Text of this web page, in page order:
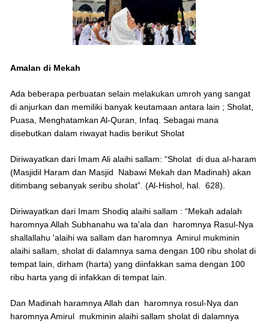
Amalan di Mekah
Ada beberapa perbuatan selain melakukan umroh yang sangat
di anjurkan dan memiliki banyak keutamaan antara lain ; Sholat,
Puasa, Menghatamkan Al-Quran, Infaq. Sebagai mana
disebutkan dalam riwayat hadis berikut Sholat
Diriwayatkan dari Imam Ali alaihi sallam: “Sholat di dua al-haram
(Masjidil Haram dan Masjid Nabawi Mekah dan Madinah) akan
ditimbang sebanyak seribu sholat”. (Al-Hishol, hal. 628).
Diriwayatkan dari Imam Shodiq alaihi sallam : “Mekah adalah
haromnya Allah Subhanahu wa ta'ala dan haromnya Rasul-Nya
shallallahu 'alaihi wa sallam dan haromnya Amirul mukminin
alaihi sallam, sholat di dalamnya sama dengan 100 ribu sholat di
tempat lain, dirham (harta) yang diinfakkan sama dengan 100
ribu harta yang di infakkan di tempat lain.
Dan Madinah haramnya Allah dan haromnya rosul-Nya dan
haromnya Amirul mukminin alaihi sallam sholat di dalamnya